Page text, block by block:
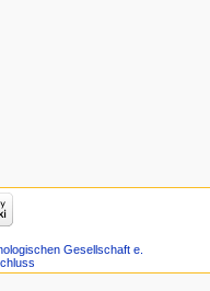
Gesellschaft e.